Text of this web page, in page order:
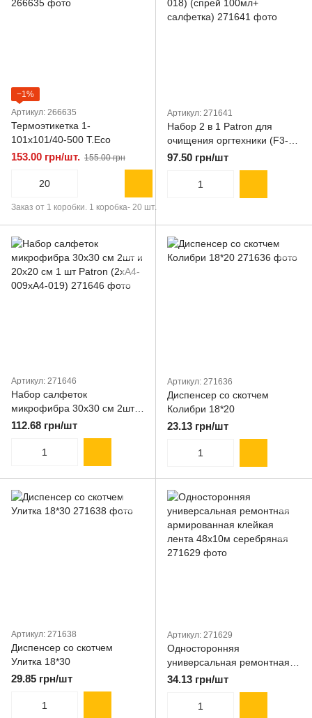
−1%
Артикул: 266635
Термоэтикетка 1-
101х101/40-500 T.Eco
153.00 грн/шт. 155.00 грн
Заказ от 1 коробки. 1 коробка- 20 шт.
Артикул: 271641
Набор 2 в 1 Patron для
очищения оргтехники (F3-
018) (спрей 100мл+
97.50 грн/шт
Артикул: 271646
Набор салфеток
микрофибра 30х30 см 2шт и
20х20 см 1 шт Patron (2хА4-
112.68 грн/шт
Артикул: 271636
Диспенсер со скотчем
Колибри 18*20
23.13 грн/шт
Артикул: 271638
Диспенсер со скотчем
Улитка 18*30
29.85 грн/шт
Артикул: 271629
Односторонняя
универсальная ремонтная
армированная клейкая
лента 48х10м серебряная
34.13 грн/шт